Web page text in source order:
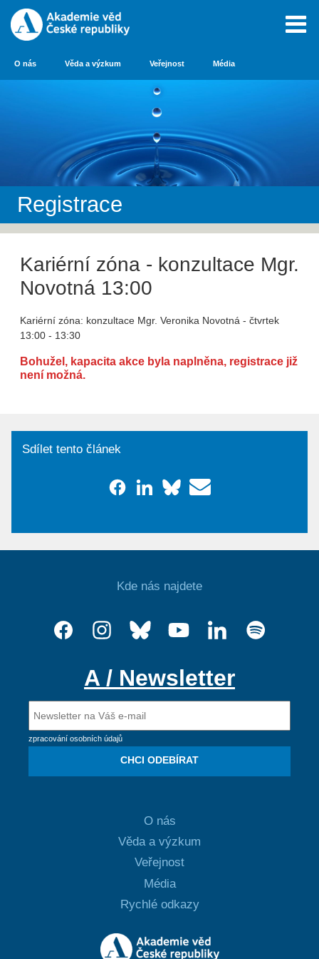
O nás Věda a výzkum Veřejnost Média
Registrace
Kariérní zóna - konzultace Mgr.
Novotná 13:00
Kariérní zóna: konzultace Mgr. Veronika Novotná - čtvrtek
13:00 - 13:30
Bohužel, kapacita akce byla naplněna, registrace již
není možná.
Sdílet tento článek
Kde nás najdete
A / Newsletter
zpracování osobních údajů
CHCI ODEBÍRAT
O nás
Věda a výzkum
Veřejnost
Média
Rychlé odkazy